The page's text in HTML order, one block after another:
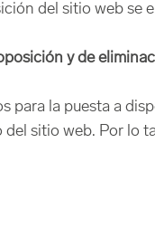
del sitio web se
y de
para la puesta a
sitio web. Por lo